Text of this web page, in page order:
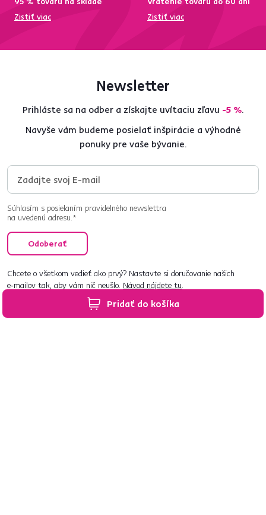
Pridať do košíka
Zistiť viac
Zistiť viac
Newsletter
Prihláste sa na odber a získajte uvítaciu zľavu -5 %.
Navyše vám budeme posielať inšpirácie a výhodné
ponuky pre vaše bývanie.
Súhlasím s posielaním pravidelného newslettra
na uvedenú adresu.*
Odoberať
Chcete o všetkom vedieť ako prvý? Nastavte si doručovanie našich
e‑mailov tak, aby vám nič neušlo. Návod nájdete tu.